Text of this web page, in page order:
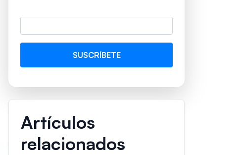
Artículos
relacionados